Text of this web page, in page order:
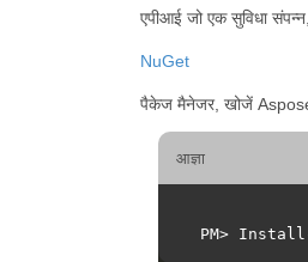
एपीआई जो एक सुविधा
NuGet
पैकेज मैनेजर, खोजें
आज्ञा